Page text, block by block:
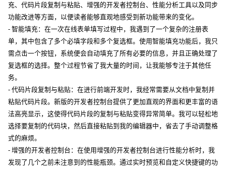
充、代码片段复制与粘贴、增强的开发者控制台、性能分析工具以及同步
功能改进等方面，以便读者能够直观地感受到新功能带来的变化。
- 智能填充：在一次在线表单填写过程中，我遇到了一个复杂的注册表
单，其中包含了多个必填字段和多个复选框。使用智能填充功能后，我只
需点击一个按钮，系统便会自动填充了所有必要的信息，并且正确处理了
复选框的选择。整个过程节省了我大量的时间，让我能够专注于其他任
务。
- 代码片段复制与粘贴：在进行前端开发时，我经常需要从文档中复制并
粘贴代码片段。新版的开发者控制台提供了更加直观的界面和更丰富的语
法高亮显示，这使得代码片段的复制与粘贴变得异常简单。我可以轻松地
选择要复制的代码块，然后直接粘贴到我的编辑器中，省去了手动调整格
式的麻烦。
- 增强的开发者控制台：在使用增强的开发者控制台进行性能分析时，我
发现了几个之前未注意到的性能瓶颈。通过实时预览和自定义快捷键的功